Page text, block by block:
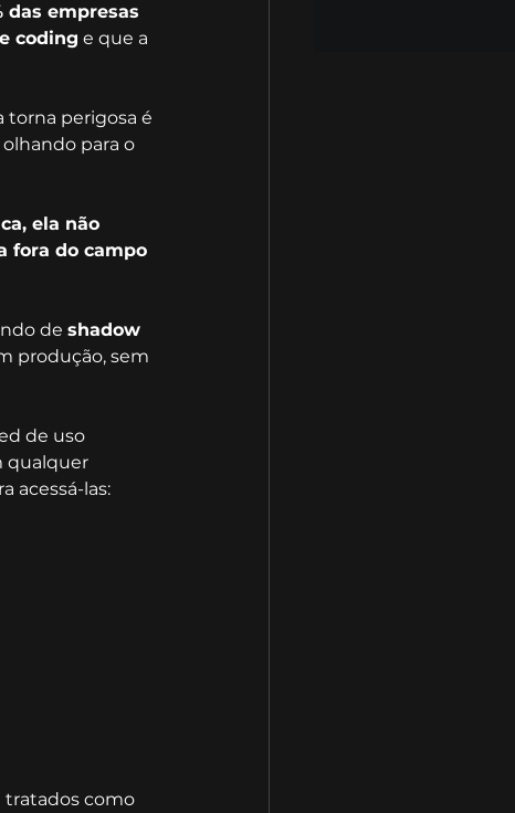
das empresas
coding e que a
torna perigosa é
para o
ela não
fora do campo
de shadow
produção, sem
de uso
qualquer
acessá-las:
tratados como